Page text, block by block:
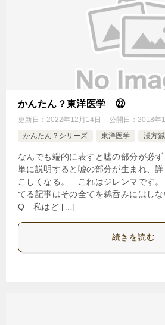
かんたん？東洋医学 ㉒
更新日： 2022年12月14日 公開日： 2018年
かんたん？シリーズ
東洋医学 漢方
なんでも端的に表すと嘘の部分が
単に説明すると嘘の部分が生まれ、
こしくなる。 これはジレンマです。
てる記事はその全てを鵜呑みにはしな
Q 私はど […]
続きを読む